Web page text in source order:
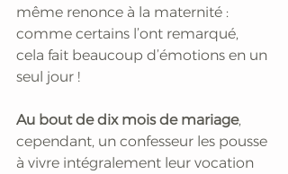
même renonce à la maternité :
comme certains l’ont remarqué,
cela fait beaucoup d’émotions en un
seul jour !
Au bout de dix mois de mariage,
cependant, un confesseur les pousse
à vivre intégralement leur vocation